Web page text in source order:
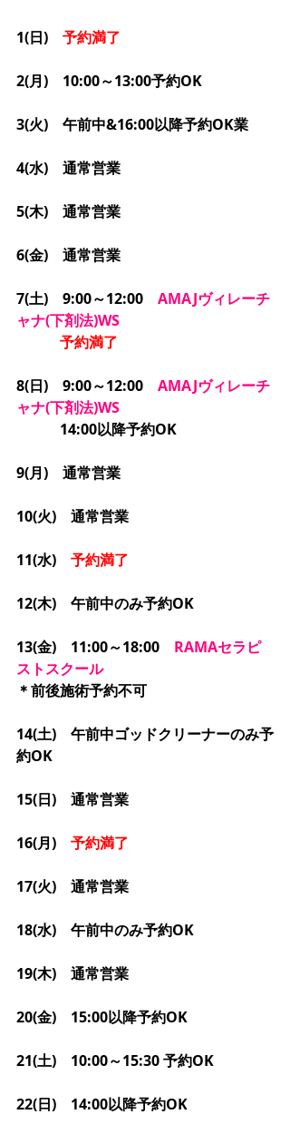
1(日) 予約満了
2(月)　10:00～13:00予約OK
3(火)　午前中&16:00以降予約OK業
4(水)　通常営業
5(木)　通常営業
6(金)　通常営業
7(土)　9:00～12:00 AMAJヴィレーチ
ャナ(下剤法)WS
予約満了
8(日)　9:00～12:00 AMAJヴィレーチ
ャナ(下剤法)WS
14:00以降予約OK
9(月)　通常営業
10(火)　通常営業
11(水) 予約満了
12(木)　午前中のみ予約OK
13(金)　11:00～18:00 RAMAセラピ
ストスクール
＊前後施術予約不可
14(土)　午前中ゴッドクリーナーのみ予
約OK
15(日)　通常営業
16(月) 予約満了
17(火)　通常営業
18(水)　午前中のみ予約OK
19(木)　通常営業
20(金)　15:00以降予約OK
21(土)　10:00～15:30 予約OK
22(日)　14:00以降予約OK